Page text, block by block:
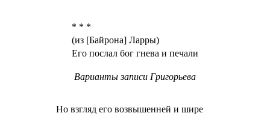
* * *
(из [Байрона] Ларры)
Его послал бог гнева и печали
Варианты записи Григорьева
Но взгляд его возвышенней и шире